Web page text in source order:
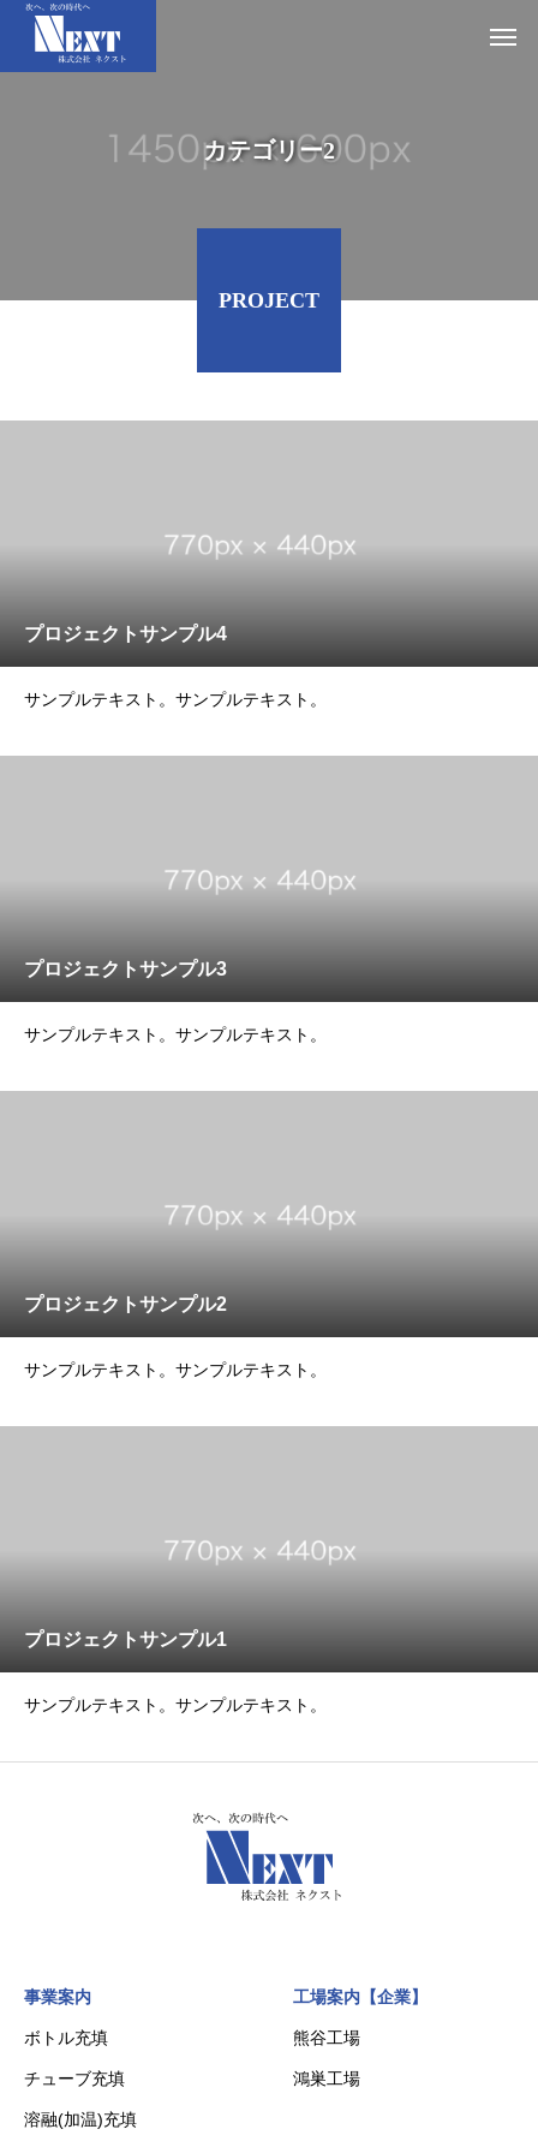
カテゴリー2
PROJECT
プロジェクトサンプル4
サンプルテキスト。サンプルテキスト。
プロジェクトサンプル3
サンプルテキスト。サンプルテキスト。
プロジェクトサンプル2
サンプルテキスト。サンプルテキスト。
プロジェクトサンプル1
サンプルテキスト。サンプルテキスト。
事業案内
ボトル充填
チューブ充填
溶融(加温)充填
工場案内【企業】
熊谷工場
鴻巣工場